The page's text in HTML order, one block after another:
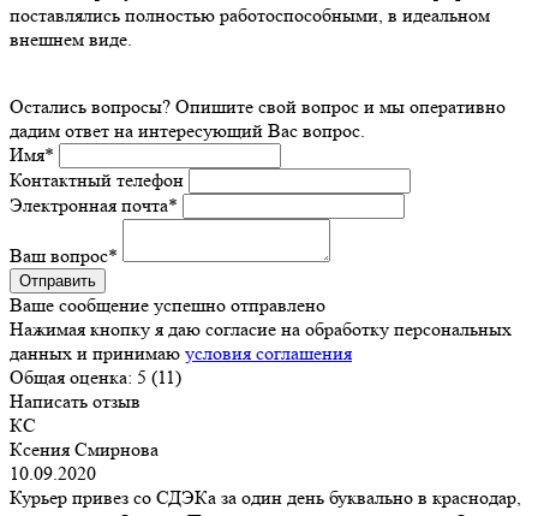
поставлялись полностью работоспособными, в идеальном
внешнем виде.
Остались вопросы? Опишите свой вопрос и мы оперативно
дадим ответ на интересующий Вас вопрос.
Имя*
Контактный телефон
Электронная почта*
Ваш вопрос*
Ваше сообщение успешно отправлено
Нажимая кнопку я даю согласие на обработку персональных
данных и принимаю условия соглашения
Общая оценка: 5 (11)
Написать отзыв
КС
Ксения Смирнова
10.09.2020
Курьер привез со СДЭКа за один день буквально в краснодар,